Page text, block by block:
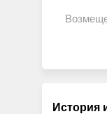
История